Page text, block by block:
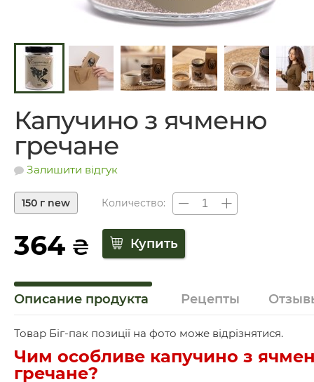
Капучино з ячменю
гречане
Залишити відгук
150 г new Количество:
364 ₴
Описание продукта Рецепты
Товар Біг-пак позиції на фото може відрізнятися.
Чим особливе капучино з
гречане?